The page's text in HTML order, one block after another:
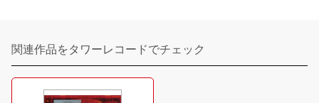
関連作品をタワーレコードでチェック